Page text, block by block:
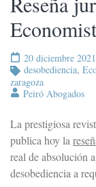
20 diciembre 2021
desobediencia,
zaragoza
Peiró Abogados
La prestigiosa
publica hoy la
real de absolución
desobediencia a